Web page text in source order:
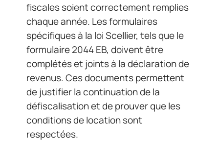
fiscales soient correctement remplies
chaque année. Les formulaires
spécifiques à la loi Scellier, tels que le
formulaire 2044 EB, doivent être
complétés et joints à la déclaration de
revenus. Ces documents permettent
de justifier la continuation de la
défiscalisation et de prouver que les
conditions de location sont
respectées.